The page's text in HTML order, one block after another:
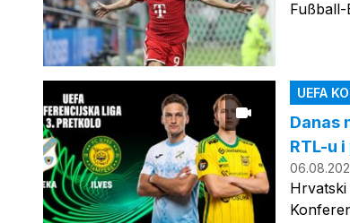
UEFA
Danas
RTL-u